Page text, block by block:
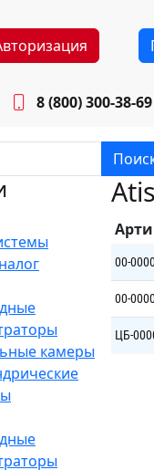
8 (800) 300-38-69
Будни: 8.30 -
камеры
00-
00-
ЦБ-